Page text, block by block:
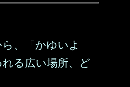
、「かゆいよ
れる広い場所、ど